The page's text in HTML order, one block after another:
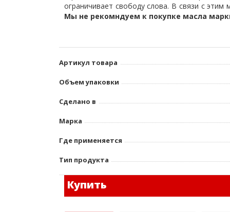
ограничивает свободу слова. В связи с
Мы не рекомндуем к покупке масла
Артикул товара
Объем упаковки
Сделано в
Марка
Где применяется
Тип продукта
Купить